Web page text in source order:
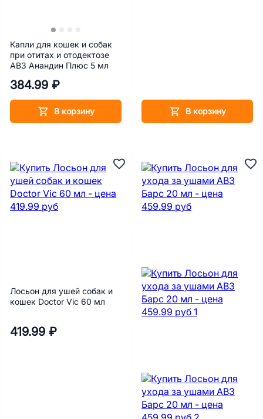
Капли для кошек и собак
при отитах и отодектозе
АВЗ Анандин Плюс 5 мл
384.99 ₽
В корзину В корзину
Лосьон для ушей собак и
кошек Doctor Vic 60 мл
419.99 ₽